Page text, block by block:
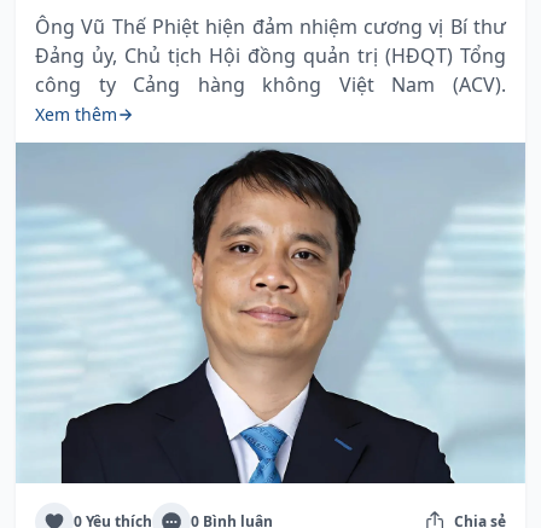
Ông Vũ Thế Phiệt hiện đảm nhiệm cương vị Bí thư
Đảng ủy, Chủ tịch Hội đồng quản trị (HĐQT) Tổng
công ty Cảng hàng không Việt Nam (ACV).
Xem thêm
0 Yêu thích 0 Bình luận Chia sẻ